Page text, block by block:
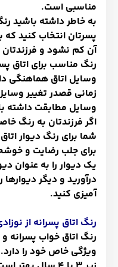
مناسبی است.
به خاطر داشته باشید
پسرتان انتخاب کنید
آن کم نشود و فرزندتان
رنگ مناسب برای اتاق
وسایل اتاق هماهنگی
زمانی قصدر تغییر
وسایل مطابقت داشته
اگر فرزندتان به رنگ
شما برای رنگ دیوار
برای جلب رضایت و
یک دیوار را به عنوان
درآورید و دیگر
آمیزی کنید.
رنگ اتاق پسرانه از نوزادی تا 4
رنگ اتاق خواب پسرانه
ویژگی خاص خود را